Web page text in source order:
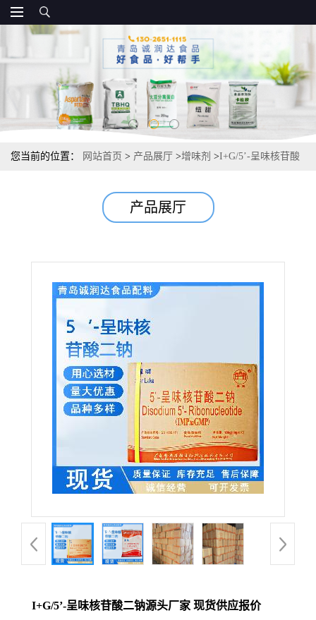
您当前的位置： 网站首页 > 产品展厅 >增味剂 >I+G/5’-呈味核苷酸
产品展厅
I+G/5’-呈味核苷酸二钠源头厂家 现货供应报价